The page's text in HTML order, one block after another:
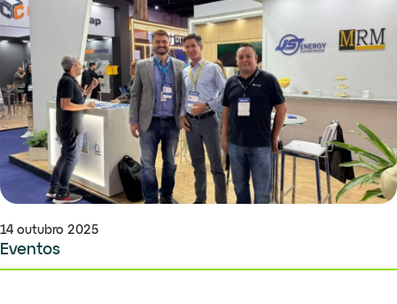
14 outubro 2025
Eventos